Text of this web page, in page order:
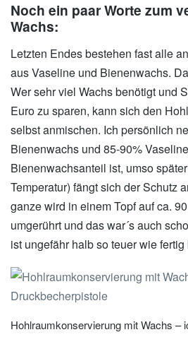
Noch ein paar Worte zum
Wachs:
Letzten Endes bestehen fast alle
aus Vaseline und Bienenwachs.
Wer sehr viel Wachs benötigt und
Euro zu sparen, kann sich den
selbst anmischen. Ich persönlich
Bienenwachs und 85-90%
Bienenwachsanteil ist, umso
Temperatur) fängt sich der Schutz
ganze wird in einem Topf auf ca.
umgerührt und das war´s auch
ist ungefähr halb so teuer wie fertig
Hohlraumkonservierung mit Wachs –